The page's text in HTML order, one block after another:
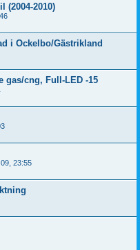
(2004-2010)
i Ockelbo/Gästrikland
gas/cng, Full-LED -15
23:55